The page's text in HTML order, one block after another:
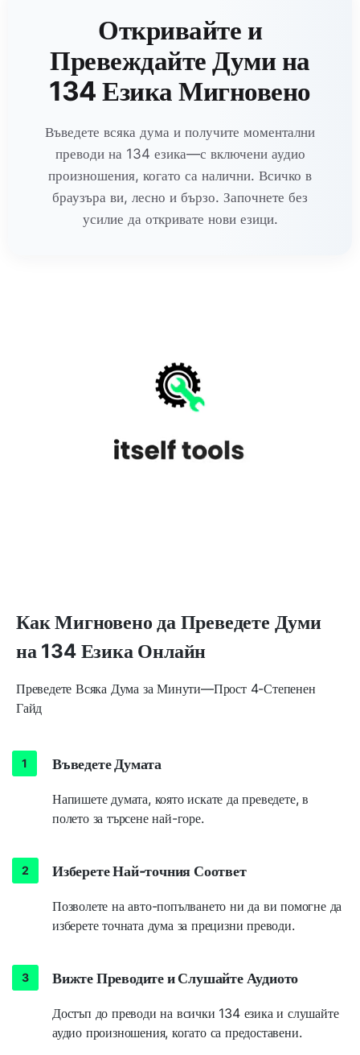
Откривайте и
Превеждайте Думи на
134 Езика Мигновено
Въведете всяка дума и получите моментални
преводи на 134 езика—с включени аудио
произношения, когато са налични. Всичко в
браузъра ви, лесно и бързо. Започнете без
усилие да откривате нови езици.
Как Мигновено да Преведете Думи
на 134 Езика Онлайн
Преведете Всяка Дума за Минути—Прост 4-Степенен
Гайд
Въведете Думата
Напишете думата, която искате да преведете, в
полето за търсене най-горе.
Изберете Най-точния Соответ
Позволете на авто-попълването ни да ви помогне да
изберете точната дума за прецизни преводи.
Вижте Преводите и Слушайте Аудиото
Достъп до преводи на всички 134 езика и слушайте
аудио произношения, когато са предоставени.